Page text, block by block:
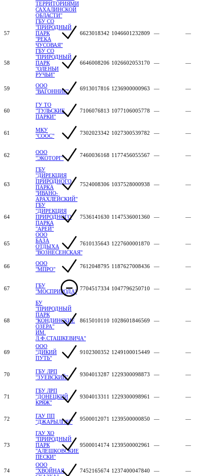
ТЕРРИТОРИЯМИ
САХАЛИНСКОЙ
ОБЛАСТИ"
57
ГБУ СО
"ПРИРОДНЫЙ
ПАРК
"РЕКА
ЧУСОВАЯ"
6623018342 1046601232809 — —
58
ГБУ СО
"ПРИРОДНЫЙ
ПАРК
"ОЛЕНЬИ
РУЧЬИ"
6646008206 1026602053170 — —
59
ООО
"ВАГОННИК"
6913017816 1236900000963 — —
60
ГУ ТО
"ТУЛЬСКИЕ
ПАРКИ"
7106076813 1077106005778 — —
61
МКУ
"СООС"
7302023342 1027300539782 — —
62
ООО
"ЭКОТОРГ"
7460036168 1177456055567 — —
63
ГБУ
"ДИРЕКЦИЯ
ПРИРОДНОГО
ПАРКА
"ИВАНО-
АРАХЛЕЙСКИЙ"
7524008306 1037528000938 — —
64
ГБУ
"ДИРЕКЦИЯ
ПРИРОДНОГО
ПАРКА
"АРЕЙ"
7536141630 1147536001360 — —
65
ООО
БАЗА
ОТДЫХА
"ВОЗНЕСЕНСКАЯ"
7610135643 1227600001870 — —
66
ООО
"МПРО"
7612048795 1187627008436 — —
67
ГБУ
"МОСПРИРОДА" 7704517334 1047796250710 — —
68
БУ
"ПРИРОДНЫЙ
ПАРК
"КОНДИНСКИЕ
ОЗЕРА"
ИМ.
Л.Ф.СТАШКЕВИЧА"
8615010110 1028601846569 — —
69
ООО
"ДИКИЙ
ПУТЬ"
9102300352 1249100015449 — —
70
ГБУ ЛРП
"ЗУЕВСКИЙ"
9304013287 1229300098873 — —
71
ГБУ ЛРП
"ДОНЕЦКИЙ
КРЯЖ"
9304013311 1229300098961 — —
72
ГАУ ПП
"ДЖАРЫЛГАЧ"
9500012071 1239500000850 — —
73
ГАУ ХО
"ПРИРОДНЫЙ
ПАРК
"АЛЕШКОВСКИЕ
ПЕСКИ"
9500014174 1239500002961 — —
74
ООО
"ХВОЙНАЯ
7452165674 1237400047840 — —